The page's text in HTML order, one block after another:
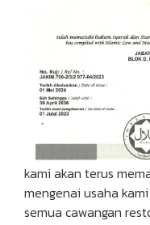
kami akan terus
mengenai usaha
semua cawangan